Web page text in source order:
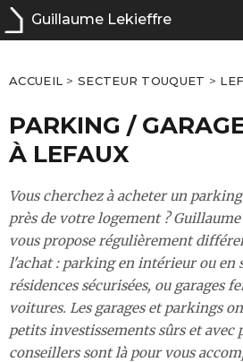
Guillaume Lekieffre
ACCUEIL >SECTEUR TOUQUET >
PARKING /
À LEFAUX
Vous cherchez à acheter un
près de votre logement ?
vous propose régulièrement
l'achat : parking en intérieur ou en
résidences sécurisées, ou garages
voitures. Les garages et parkings
petits investissements sûrs et avec
conseillers sont là pour vous